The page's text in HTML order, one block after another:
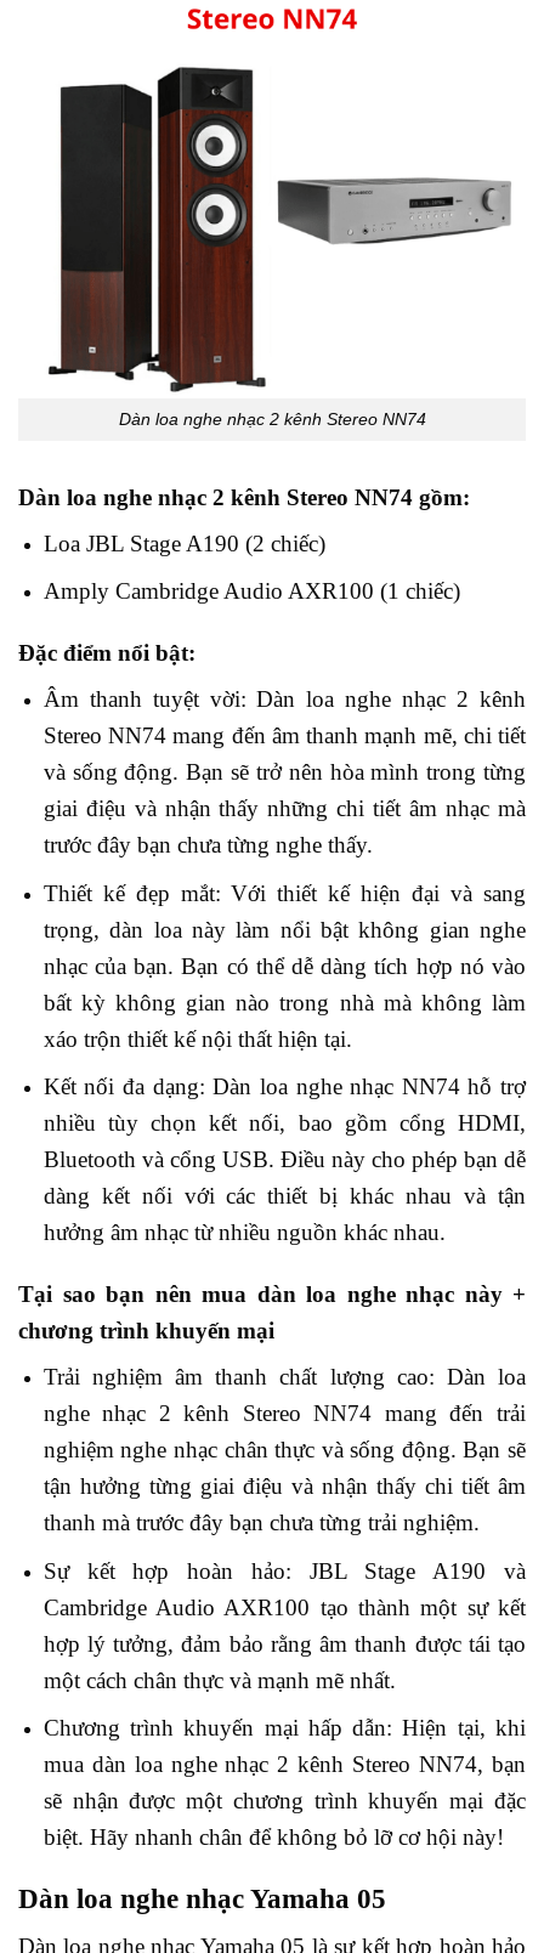
Dàn loa nghe nhạc 2 kênh Stereo NN74
Dàn loa nghe nhạc 2 kênh Stereo NN74 gồm:
Loa JBL Stage A190 (2 chiếc)
Amply Cambridge Audio AXR100 (1 chiếc)
Đặc điểm nổi bật:
Âm thanh tuyệt vời: Dàn loa nghe nhạc 2 kênh
Stereo NN74 mang đến âm thanh mạnh mẽ, chi tiết
và sống động. Bạn sẽ trở nên hòa mình trong từng
giai điệu và nhận thấy những chi tiết âm nhạc mà
trước đây bạn chưa từng nghe thấy.
Thiết kế đẹp mắt: Với thiết kế hiện đại và sang
trọng, dàn loa này làm nổi bật không gian nghe
nhạc của bạn. Bạn có thể dễ dàng tích hợp nó vào
bất kỳ không gian nào trong nhà mà không làm
xáo trộn thiết kế nội thất hiện tại.
Kết nối đa dạng: Dàn loa nghe nhạc NN74 hỗ trợ
nhiều tùy chọn kết nối, bao gồm cổng HDMI,
Bluetooth và cổng USB. Điều này cho phép bạn dễ
dàng kết nối với các thiết bị khác nhau và tận
hưởng âm nhạc từ nhiều nguồn khác nhau.
Tại sao bạn nên mua dàn loa nghe nhạc này +
chương trình khuyến mại
Trải nghiệm âm thanh chất lượng cao: Dàn loa
nghe nhạc 2 kênh Stereo NN74 mang đến trải
nghiệm nghe nhạc chân thực và sống động. Bạn sẽ
tận hưởng từng giai điệu và nhận thấy chi tiết âm
thanh mà trước đây bạn chưa từng trải nghiệm.
Sự kết hợp hoàn hảo: JBL Stage A190 và
Cambridge Audio AXR100 tạo thành một sự kết
hợp lý tưởng, đảm bảo rằng âm thanh được tái tạo
một cách chân thực và mạnh mẽ nhất.
Chương trình khuyến mại hấp dẫn: Hiện tại, khi
mua dàn loa nghe nhạc 2 kênh Stereo NN74, bạn
sẽ nhận được một chương trình khuyến mại đặc
biệt. Hãy nhanh chân để không bỏ lỡ cơ hội này!
Dàn loa nghe nhạc Yamaha 05
Dàn loa nghe nhạc Yamaha 05 là sự kết hợp hoàn hảo